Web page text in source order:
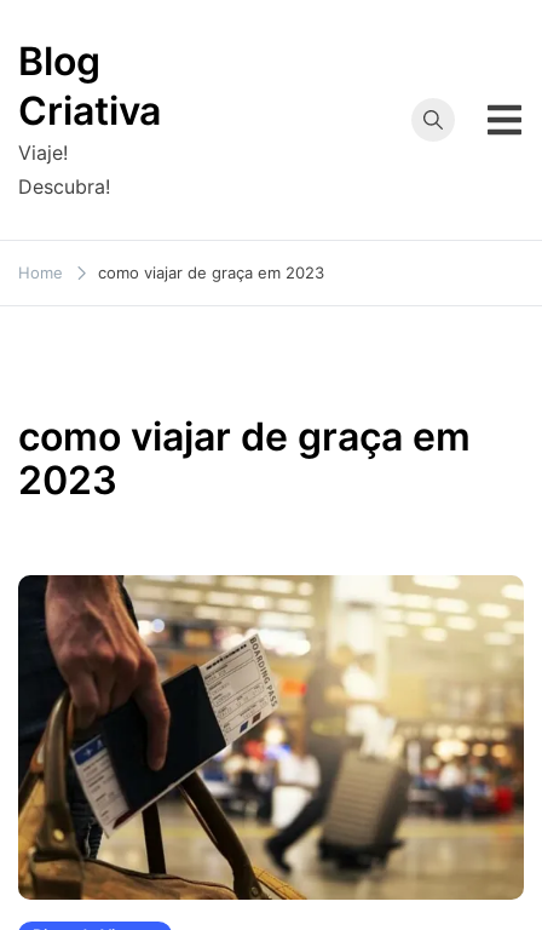
content
Blog
Criativa
Viaje!
Descubra!
Home como viajar de graça em 2023
como viajar de graça em
2023